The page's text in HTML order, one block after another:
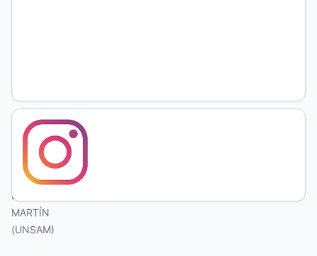
Guillermo
Portela
UNIVERSIDAD
NACIONAL
DE SAN
MARTÍN
(UNSAM)